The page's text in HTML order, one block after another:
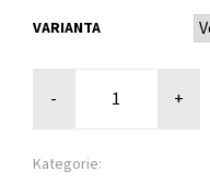
VARIANTA
- +
Kategorie: